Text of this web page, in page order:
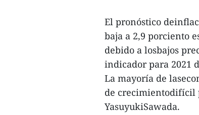
El pronóstico
baja a 2,9 porciento
debido a losbajos
indicador para 2021
La mayoría de
de crecimientodifícil
YasuyukiSawada.